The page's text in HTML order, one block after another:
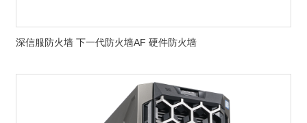
深信服防火墙 下一代防火墙AF 硬件防火墙